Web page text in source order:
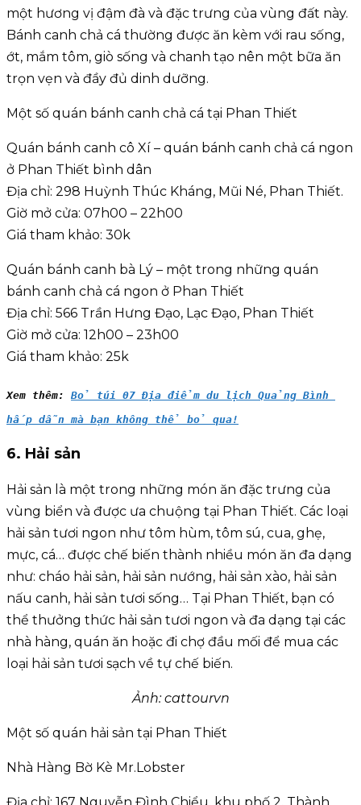
một hương vị đậm đà và đặc trưng của vùng đất này.
Bánh canh chả cá thường được ăn kèm với rau sống,
ớt, mắm tôm, giò sống và chanh tạo nên một bữa ăn
trọn vẹn và đầy đủ dinh dưỡng.
Một số quán bánh canh chả cá tại Phan Thiết
Quán bánh canh cô Xí – quán bánh canh chả cá ngon
ở Phan Thiết bình dân
Địa chỉ: 298 Huỳnh Thúc Kháng, Mũi Né, Phan Thiết.
Giờ mở cửa: 07h00 – 22h00
Giá tham khảo: 30k
Quán bánh canh bà Lý – một trong những quán
bánh canh chả cá ngon ở Phan Thiết
Địa chỉ: 566 Trần Hưng Đạo, Lạc Đạo, Phan Thiết
Giờ mở cửa: 12h00 – 23h00
Giá tham khảo: 25k
Xem thêm: Bỏ túi 07 Địa điểm du lịch Quảng Bình
hấp dẫn mà bạn không thể bỏ qua!
6. Hải sản
Hải sản là một trong những món ăn đặc trưng của
vùng biển và được ưa chuộng tại Phan Thiết. Các loại
hải sản tươi ngon như tôm hùm, tôm sú, cua, ghẹ,
mực, cá… được chế biến thành nhiều món ăn đa dạng
như: cháo hải sản, hải sản nướng, hải sản xào, hải sản
nấu canh, hải sản tươi sống… Tại Phan Thiết, bạn có
thể thưởng thức hải sản tươi ngon và đa dạng tại các
nhà hàng, quán ăn hoặc đi chợ đầu mối để mua các
loại hải sản tươi sạch về tự chế biến.
Ảnh: cattourvn
Một số quán hải sản tại Phan Thiết
Nhà Hàng Bờ Kè Mr.Lobster